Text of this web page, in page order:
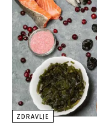
ZDRAVLJE